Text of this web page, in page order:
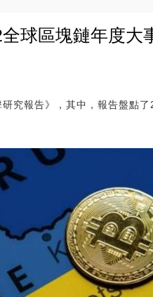
球區塊鏈年度大
究報告》，其中，報告盤點